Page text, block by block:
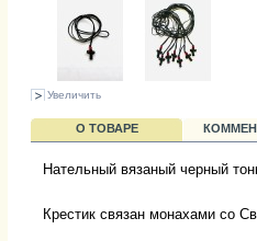
Увеличить
О ТОВАРЕ
Нательный вязаный черный
Крестик связан монахами со